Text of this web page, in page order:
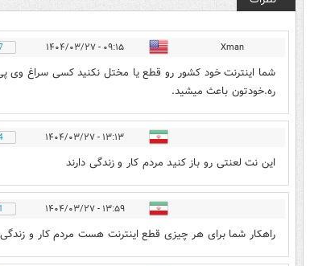
Xman ۰۹:۱۵ - ۱۴۰۴/۰۳/۲۷
شما اینترنت خود کشور رو قطع یا مختل نکنید کسی سراغ وی
ره.خودتون باعث میشید.
۱۳:۱۳ - ۱۴۰۴/۰۳/۲۷
این نت لعنتی رو باز کنید مردم کار و زندگی دارند
۱۳:۵۹ - ۱۴۰۴/۰۳/۲۷
راهکار شما برای هر چیزی قطع اینترنت هست مردم کار و زندگی